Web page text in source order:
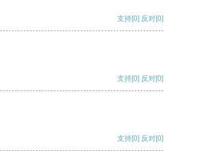
支持[0] 反对[0]
支持[0] 反对[0]
支持[0] 反对[0]